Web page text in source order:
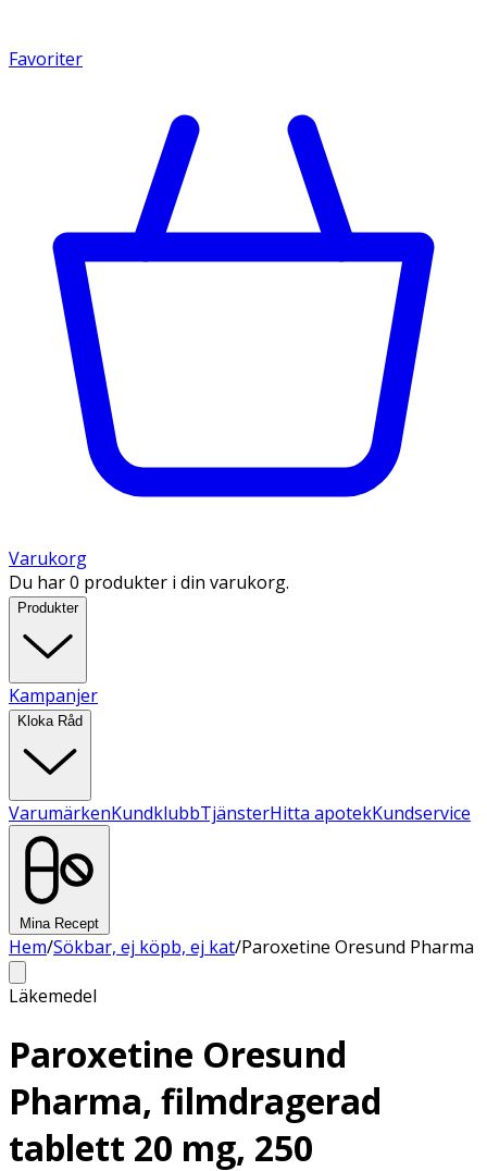
Favoriter
Varukorg
Du har 0 produkter i din varukorg.
Produkter
Kampanjer
Kloka Råd
VarumärkenKundklubbTjänsterHitta apotekKundservice
Mina Recept
Hem/Sökbar, ej köpb, ej kat/Paroxetine Oresund Pharma
Läkemedel
Paroxetine Oresund
Pharma, filmdragerad
tablett 20 mg, 250